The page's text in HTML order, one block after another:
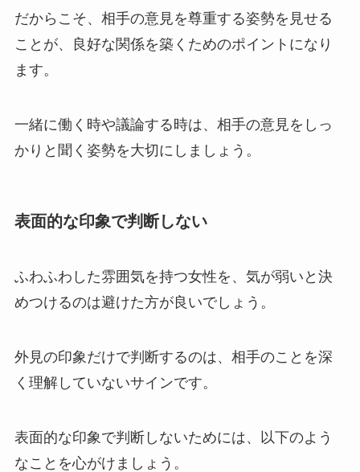
だからこそ、相手の意見を尊重する姿勢を見せる
ことが、良好な関係を築くためのポイントになり
ます。
一緒に働く時や議論する時は、相手の意見をしっ
かりと聞く姿勢を大切にしましょう。
表面的な印象で判断しない
ふわふわした雰囲気を持つ女性を、気が弱いと決
めつけるのは避けた方が良いでしょう。
外見の印象だけで判断するのは、相手のことを深
く理解していないサインです。
表面的な印象で判断しないためには、以下のよう
なことを心がけましょう。